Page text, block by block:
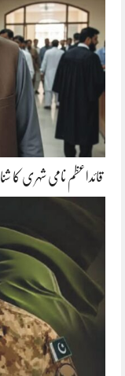
قائداعظم نامی شہری کا